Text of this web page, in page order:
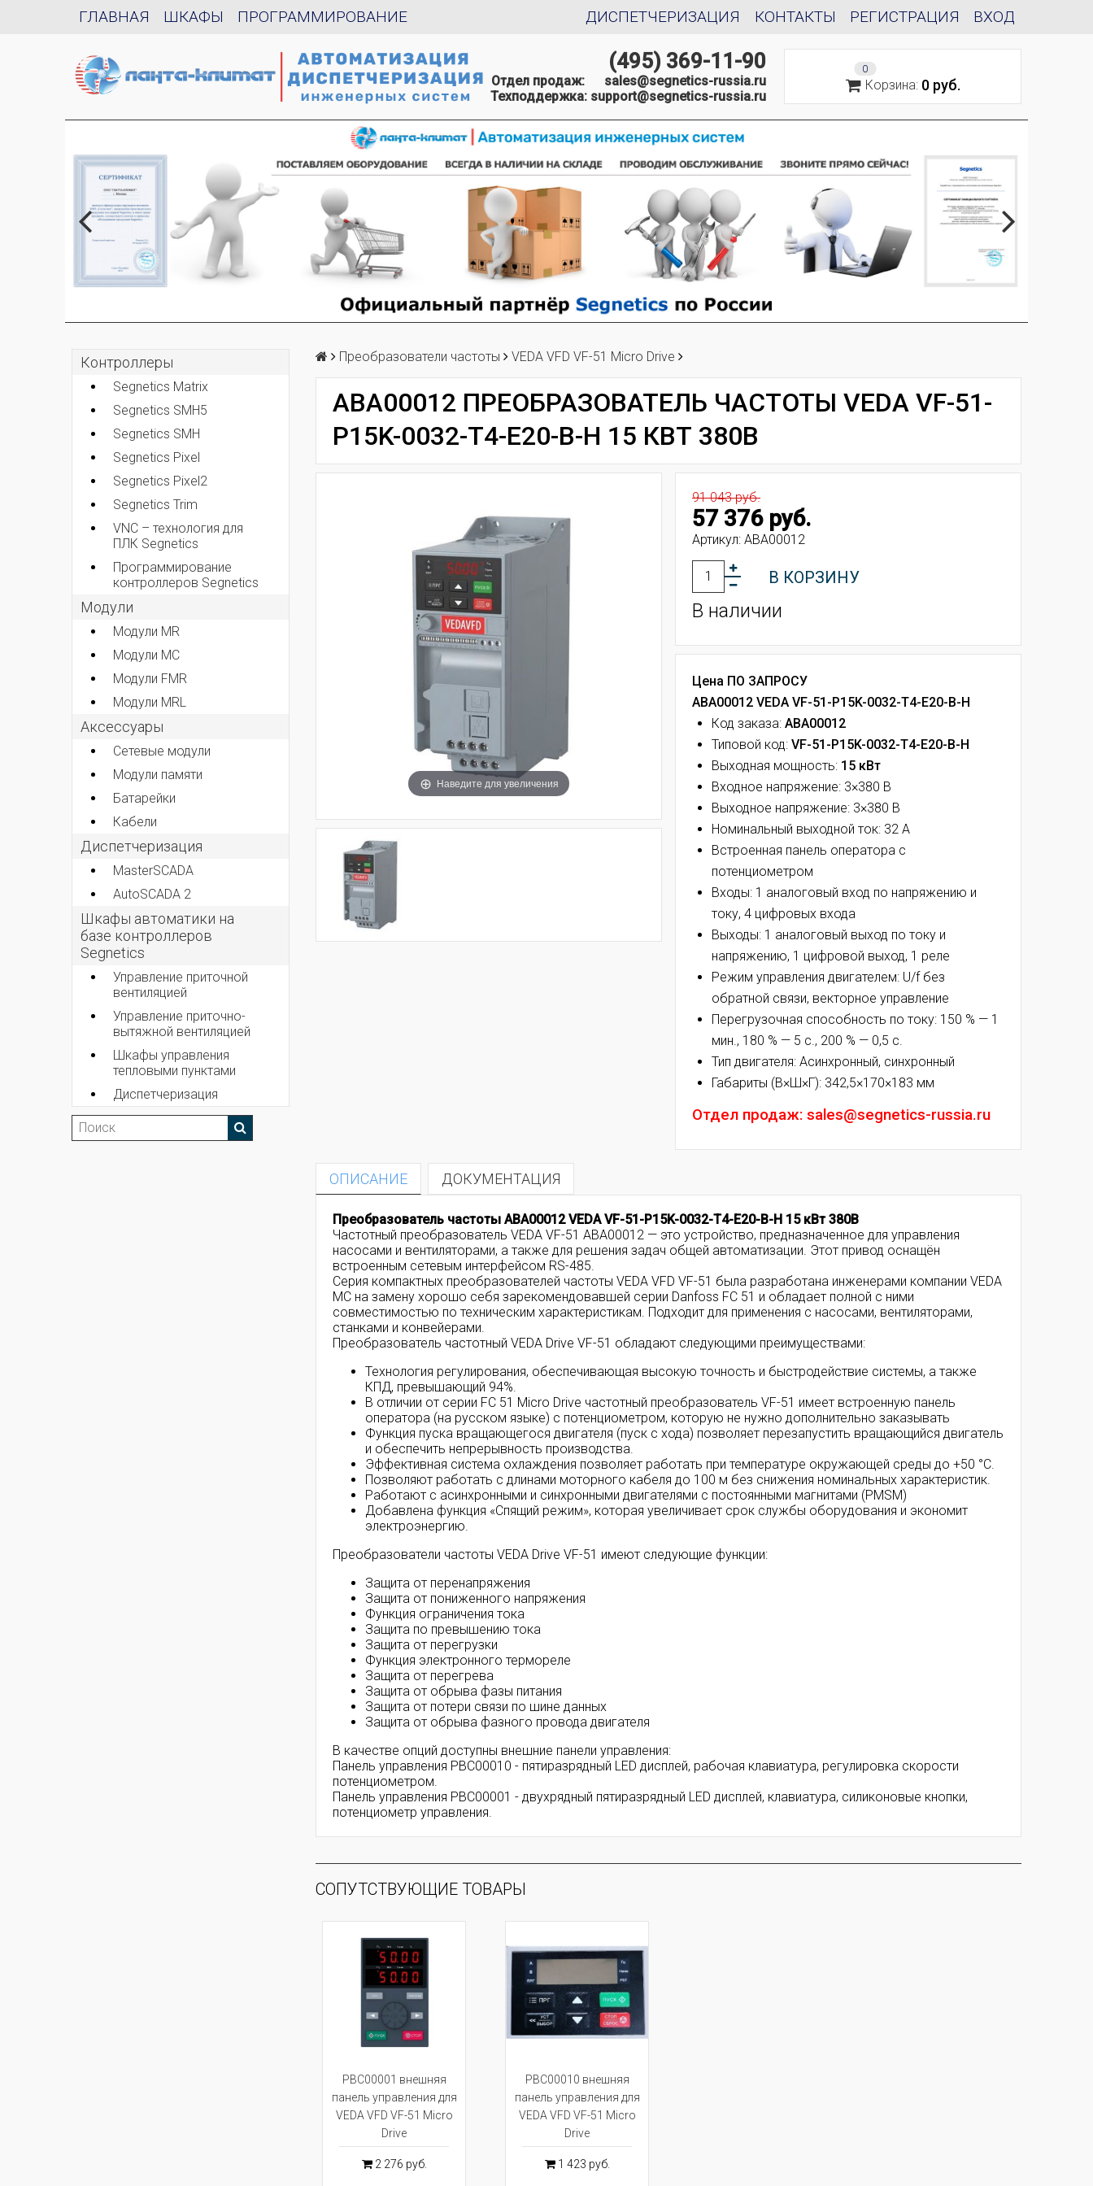
ГЛАВНАЯ ШКАФЫ ПРОГРАММИРОВАНИЕ ВХОД
РЕГИСТРАЦИЯ
КОНТАКТЫ
ДИСПЕТЧЕРИЗАЦИЯ
(495) 369-11-90
Отдел продаж: sales@segnetics-russia.ru
Техподдержка: support@segnetics-russia.ru
0
Корзина: 0 руб.
Контроллеры
Segnetics Matrix
Segnetics SMH5
Segnetics SMH
Segnetics Pixel
Segnetics Pixel2
Segnetics Trim
VNC – технология для
ПЛК Segnetics
Программирование
контроллеров Segnetics
Модули
Модули MR
Модули MC
Модули FMR
Модули MRL
Аксеcсуары
Сетевые модули
Модули памяти
Батарейки
Кабели
Диспетчеризация
MasterSCADA
AutoSCADA 2
Шкафы автоматики на
базе контроллеров
Segnetics
Управление приточной
вентиляцией
Управление приточно-
вытяжной вентиляцией
Шкафы управления
тепловыми пунктами
Диспетчеризация
Преобразователи частоты VEDA VFD VF-51 Micro Drive
ABA00012 ПРЕОБРАЗОВАТЕЛЬ ЧАСТОТЫ VEDA VF-51-
P15K-0032-T4-E20-B-H 15 КВТ 380В
Наведите для увеличения
91 043 руб.
57 376 руб.
Артикул: ABA00012
В КОРЗИНУ
В наличии
Цена ПО ЗАПРОСУ
ABA00012 VEDA VF-51-P15K-0032-T4-E20-B-H
Код заказа: ABA00012
Типовой код: VF-51-P15K-0032-T4-E20-B-H
Выходная мощность: 15 кВт
Входное напряжение: 3×380 В
Выходное напряжение: 3×380 В
Номинальный выходной ток: 32 А
Встроенная панель оператора с
потенциометром
Входы: 1 аналоговый вход по напряжению и
току, 4 цифровых входа
Выходы: 1 аналоговый выход по току и
напряжению, 1 цифровой выход, 1 реле
Режим управления двигателем: U/f без
обратной связи, векторное управление
Перегрузочная способность по току: 150 % — 1
мин., 180 % — 5 с., 200 % — 0,5 с.
Тип двигателя: Асинхронный, синхронный
Габариты (В×Ш×Г): 342,5×170×183 мм
Отдел продаж: sales@segnetics-russia.ru
ОПИСАНИЕ ДОКУМЕНТАЦИЯ
Преобразователь частоты ABA00012 VEDA VF-51-P15K-0032-T4-E20-B-H 15 кВт 380В
Частотный преобразователь VEDA VF-51 ABA00012 — это устройство, предназначенное для управления
насосами и вентиляторами, а также для решения задач общей автоматизации. Этот привод оснащён
встроенным сетевым интерфейсом RS-485.
Серия компактных преобразователей частоты VEDA VFD VF-51 была разработана инженерами компании VEDA
MC на замену хорошо себя зарекомендовавшей серии Danfoss FC 51 и обладает полной с ними
совместимостью по техническим характеристикам. Подходит для применения с насосами, вентиляторами,
станками и конвейерами.
Преобразователь частотный VEDA Drive VF-51 обладают следующими преимуществами:
Технология регулирования, обеспечивающая высокую точность и быстродействие системы, а также
КПД, превышающий 94%.
В отличии от серии FC 51 Micro Drive частотный преобразователь VF-51 имеет встроенную панель
оператора (на русском языке) с потенциометром, которую не нужно дополнительно заказывать
Функция пуска вращающегося двигателя (пуск с хода) позволяет перезапустить вращающийся двигатель
и обеспечить непрерывность производства.
Эффективная система охлаждения позволяет работать при температуре окружающей среды до +50 °С.
Позволяют работать с длинами моторного кабеля до 100 м без снижения номинальных характеристик.
Работают с асинхронными и синхронными двигателями с постоянными магнитами (PMSM)
Добавлена функция «Спящий режим», которая увеличивает срок службы оборудования и экономит
электроэнергию.
Преобразователи частоты VEDA Drive VF-51 имеют следующие функции:
Защита от перенапряжения
Защита от пониженного напряжения
Функция ограничения тока
Защита по превышению тока
Защита от перегрузки
Функция электронного термореле
Защита от перегрева
Защита от обрыва фазы питания
Защита от потери связи по шине данных
Защита от обрыва фазного провода двигателя
В качестве опций доступны внешние панели управления:
Панель управления PBC00010 - пятиразрядный LED дисплей, рабочая клавиатура, регулировка скорости
потенциометром.
Панель управления PBC00001 - двухрядный пятиразрядный LED дисплей, клавиатура, силиконовые кнопки,
потенциометр управления.
СОПУТСТВУЮЩИЕ ТОВАРЫ
PBC00001 внешняя
панель управления для
VEDA VFD VF-51 Micro
Drive
2 276 руб.
PBC00010 внешняя
панель управления для
VEDA VFD VF-51 Micro
Drive
1 423 руб.